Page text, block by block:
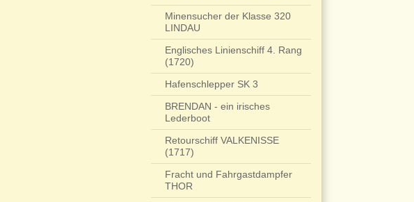
Minensucher der Klasse 320
LINDAU
Englisches Linienschiff 4. Rang
(1720)
Hafenschlepper SK 3
BRENDAN - ein irisches
Lederboot
Retourschiff VALKENISSE
(1717)
Fracht und Fahrgastdampfer
THOR